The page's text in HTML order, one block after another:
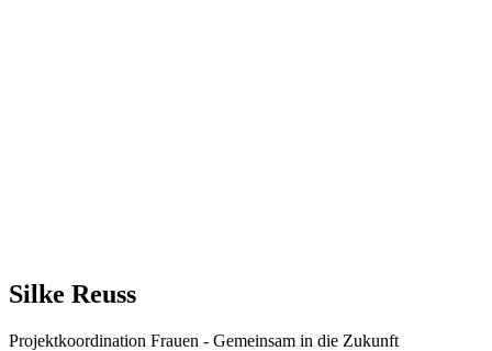
Silke Reuss
Projektkoordination Frauen - Gemeinsam in die Zukunft